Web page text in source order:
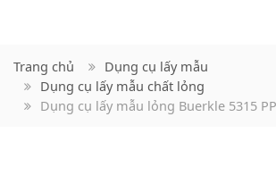
Trang chủ
Dụng cụ lấy mẫu
Dụng cụ lấy mẫu chất lỏng
Dụng cụ lấy mẫu lỏng Buerkle 5315